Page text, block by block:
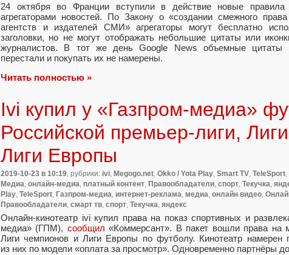
24 октября во Франции вступили в действие новые
агрегаторами новостей. По Закону о «создании смежного
агентств и издателей СМИ» агрегаторы могут бесплатно
заголовки, но не могут отображать небольшие цитаты или
журналистов. В тот же день Google News объемные цитаты
перестали и покупать их не намерены.
Читать полностью »
Ivi купил у «Газпром-медиа»
Российской премьер-лиги,
Лиги Европы
2019-10-23 в 10:19, рубрики: ivi, Megogo.net, Okko / Yota Play, Smart TV, TeleSport,
Медиа, онлайн-медиа, платный контент, Правообладатели, спорт, Текучка,
Play, TeleSport, Газпром-медиа, интернет-реклама, медиа, онлайн видео,
Правообладатели, смарт тв, спорт, Текучка, яндекс
Онлайн-кинотеатр ivi купил права на показ спортивных и
медиа» (ГПМ), сообщил «Коммерсант». В пакет вошли права на
Лиги чемпионов и Лиги Европы по футболу. Кинотеатр намерен
из них по модели «оплата за просмотр». Одновременно партнёры